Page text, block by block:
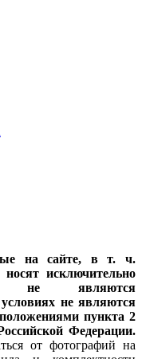
на сайте, в т. ч.
исключительно
не являются
не являются
пункта 2
Федерации.
от фотографий на